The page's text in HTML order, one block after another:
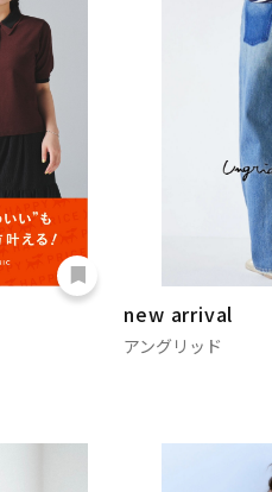
new arrival
アングリッド